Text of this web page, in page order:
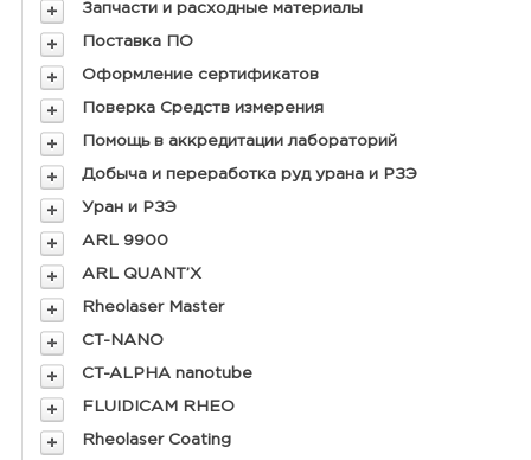
Запчасти и расходные материалы
Поставка ПО
Оформление сертификатов
Поверка Средств измерения
Помощь в аккредитации лабораторий
Добыча и переработка руд урана и РЗЭ
Уран и РЗЭ
ARL 9900
ARL QUANT’X
Rheolaser Master
CT-NANO
CT-ALPHA nanotube
FLUIDICAM RHEO
Rheolaser Coating